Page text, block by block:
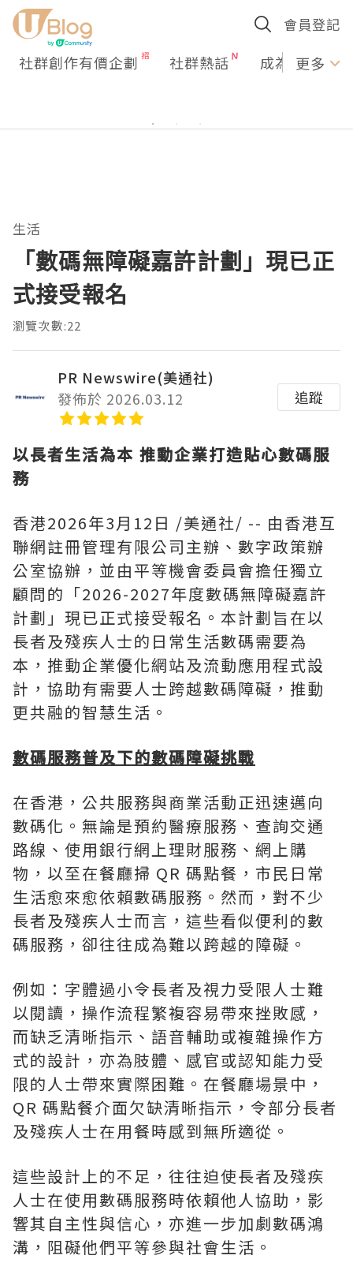
會員登記
社群創作有價企劃 社群熱話 成為U更多
生活
「數碼無障礙嘉許計劃」現已正
式接受報名
瀏覽次數:22
PR Newswire(美通社)
發佈於 2026.03.12
追蹤
以長者生活為本 推動企業打造貼心數碼服
務
香港2026年3月12日 /美通社/ -- 由香港互
聯網註冊管理有限公司主辦、數字政策辦
公室協辦，並由平等機會委員會擔任獨立
顧問的「2026-2027年度數碼無障礙嘉許
計劃」現已正式接受報名。本計劃旨在以
長者及殘疾人士的日常生活數碼需要為
本，推動企業優化網站及流動應用程式設
計，協助有需要人士跨越數碼障礙，推動
更共融的智慧生活。
數碼服務普及下的數碼障礙挑戰
在香港，公共服務與商業活動正迅速邁向
數碼化。無論是預約醫療服務、查詢交通
路線、使用銀行網上理財服務、網上購
物，以至在餐廳掃 QR 碼點餐，市民日常
生活愈來愈依賴數碼服務。然而，對不少
長者及殘疾人士而言，這些看似便利的數
碼服務，卻往往成為難以跨越的障礙。
例如：字體過小令長者及視力受限人士難
以閱讀，操作流程繁複容易帶來挫敗感，
而缺乏清晰指示、語音輔助或複雜操作方
式的設計，亦為肢體、感官或認知能力受
限的人士帶來實際困難。在餐廳場景中，
QR 碼點餐介面欠缺清晰指示，令部分長者
及殘疾人士在用餐時感到無所適從。
這些設計上的不足，往往迫使長者及殘疾
人士在使用數碼服務時依賴他人協助，影
響其自主性與信心，亦進一步加劇數碼鴻
溝，阻礙他們平等參與社會生活。